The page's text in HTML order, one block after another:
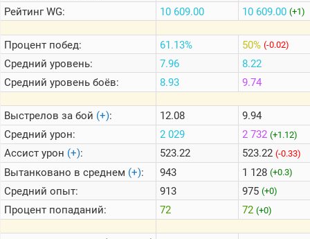
Портал
Мира
РейтингWG:
Процент побед:
Средний уровень:
Средний уровень боёв:
Выстрелов за бой (+):
Средний урон:
Ассист урон (+):
Вытанковано в среднем (+):
Средний опыт:
Процент попаданий:
10 609.00
61.13%
7.96
8.93
12.08
2 029
523.22
943
913
72
10 609.00 (+1)
50% (-0.02)
8.22
9.74
9.94
2 732 (+1.12)
523.22 (-0.33)
1 128 (+0.3)
975 (+0)
72 (+0)